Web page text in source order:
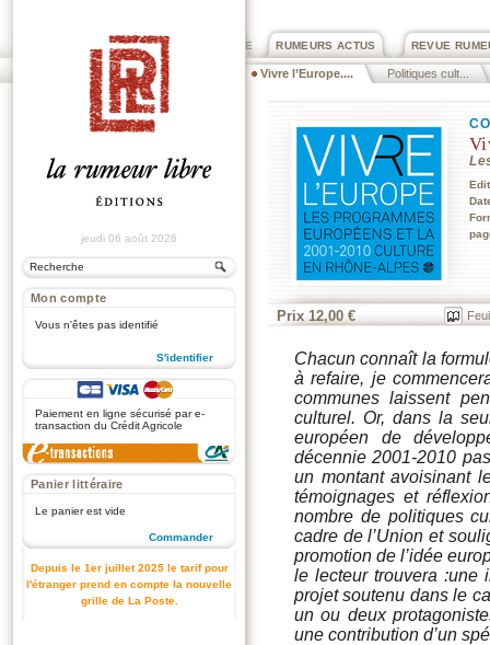
REVUE
RUMEURS ACTUS
PRIX ROGER DEXTRE
Vivre l’Europe.... Politiques cult...
jeudi 06 août 2026
Mon compte
Vous n'êtes pas identifié
S'identifier
Paiement en ligne sécurisé par e-
transaction du Crédit Agricole
Panier littéraire
Le panier est vide
Commander
Depuis le 1er juillet 2025 le tarif pour
l'étranger prend en compte la nouvelle
grille de La Poste.
Prix 12,00 €
Chacun connaît la
à refaire, je
communes laissent
culturel. Or, dans la
européen de
décennie 2001-2010
un montant avoisinant
témoignages et
nombre de politiques
cadre de l’Union et
promotion de l’idée
le lecteur trouvera :une
projet soutenu dans le
un ou deux
une contribution d’un